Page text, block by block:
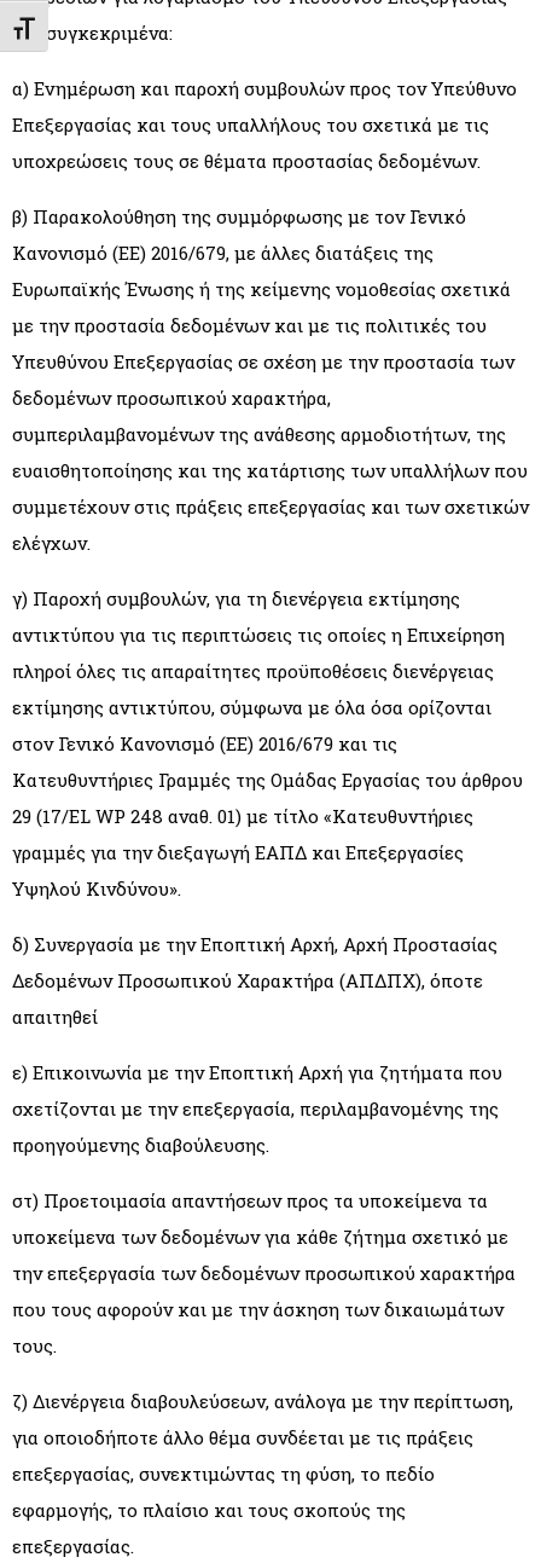
Εναλλαγή Μεγέθους Γραμμάτων
και συγκεκριμένα:
α) Ενημέρωση και παροχή συμβουλών προς τον Υπεύθυνο
Επεξεργασίας και τους υπαλλήλους του σχετικά με τις
υποχρεώσεις τους σε θέματα προστασίας δεδομένων.
β) Παρακολούθηση της συμμόρφωσης με τον Γενικό
Κανονισμό (ΕΕ) 2016/679, με άλλες διατάξεις της
Ευρωπαϊκής Ένωσης ή της κείμενης νομοθεσίας σχετικά
με την προστασία δεδομένων και με τις πολιτικές του
Υπευθύνου Επεξεργασίας σε σχέση με την προστασία των
δεδομένων προσωπικού χαρακτήρα,
συμπεριλαμβανομένων της ανάθεσης αρμοδιοτήτων, της
ευαισθητοποίησης και της κατάρτισης των υπαλλήλων που
συμμετέχουν στις πράξεις επεξεργασίας και των σχετικών
ελέγχων.
γ) Παροχή συμβουλών, για τη διενέργεια εκτίμησης
αντικτύπου για τις περιπτώσεις τις οποίες η Επιχείρηση
πληροί όλες τις απαραίτητες προϋποθέσεις διενέργειας
εκτίμησης αντικτύπου, σύμφωνα με όλα όσα ορίζονται
στον Γενικό Κανονισμό (ΕΕ) 2016/679 και τις
Κατευθυντήριες Γραμμές της Ομάδας Εργασίας του άρθρου
29 (17/EL WP 248 αναθ. 01) με τίτλο «Κατευθυντήριες
γραμμές για την διεξαγωγή ΕΑΠΔ και Επεξεργασίες
Υψηλού Κινδύνου».
δ) Συνεργασία με την Εποπτική Αρχή, Αρχή Προστασίας
Δεδομένων Προσωπικού Χαρακτήρα (ΑΠΔΠΧ), όποτε
απαιτηθεί
ε) Επικοινωνία με την Εποπτική Αρχή για ζητήματα που
σχετίζονται με την επεξεργασία, περιλαμβανομένης της
προηγούμενης διαβούλευσης.
στ) Προετοιμασία απαντήσεων προς τα υποκείμενα τα
υποκείμενα των δεδομένων για κάθε ζήτημα σχετικό με
την επεξεργασία των δεδομένων προσωπικού χαρακτήρα
που τους αφορούν και με την άσκηση των δικαιωμάτων
τους.
ζ) Διενέργεια διαβουλεύσεων, ανάλογα με την περίπτωση,
για οποιοδήποτε άλλο θέμα συνδέεται με τις πράξεις
επεξεργασίας, συνεκτιμώντας τη φύση, το πεδίο
εφαρμογής, το πλαίσιο και τους σκοπούς της
επεξεργασίας.